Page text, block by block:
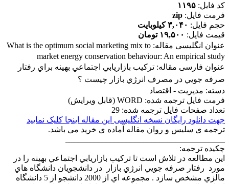
کد فایل: ۱۱۹۵
فرمت فایل: zip
حجم فایل: ۳,۰۴۰ کیلوبایت
قیمت فایل: ۱۹,۵۰۰ تومان
عنوان انگلیسی مقاله: What is the optimum social marketing mix to
market energy conservation behaviour: An empirical study
عنوان فارسی مقاله: تركيب بازاريابي اجتماعي بهينه براي رفتار
صرفه جويي در مصرف انرژي بازار چيست ؟
دسته: مدیریت - اقتصاد
فرمت فایل ترجمه شده: WORD (قابل ویرایش)
تعداد صفحات فایل ترجمه شده: 29
جهت دانلود رایگان نسخه انگلیسی این مقاله اینجا کلیک نمایید
ترجمه ی سلیس و روان مقاله آماده ی خرید می باشد.
چکیده ترجمه:
اين مطالعه در تلاش است تا تركيب بازاريابي اجتماعي بهينه را در
مورد رفتار صرفه جويي انرژي بازار در دانشجويان دانشگاه هاي
مالزي مشخص سازد . مجموعه اي از 2000 دانشجو از 5 دانشگاه